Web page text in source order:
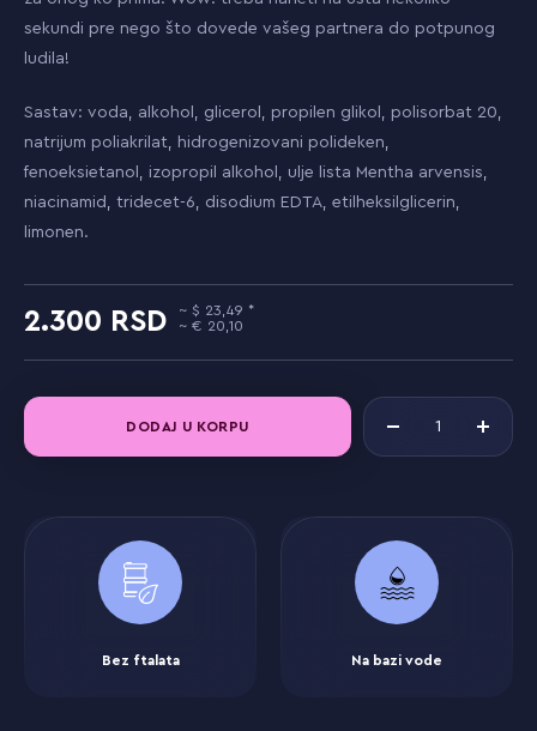
sekundi pre nego što dovede vašeg partnera do potpunog
ludila!
Sastav: voda, alkohol, glicerol, propilen glikol, polisorbat 20,
natrijum poliakrilat, hidrogenizovani polideken,
fenoeksietanol, izopropil alkohol, ulje lista Mentha arvensis,
niacinamid, tridecet-6, disodium EDTA, etilheksilglicerin,
limonen.
2.300
23,49
20,10
DODAJ U KORPU
Bez ftalata Na bazi vode